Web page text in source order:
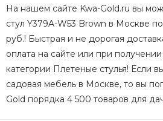
На нашем сайте Kwa-Gold.ru вы
стул Y379A-W53 Brown в Москве
руб.! Быстрая и не дорогая
оплата на сайте или при
категории Плетеные стулья! Если
садовая мебель в Москве, то вы
Gold порядка 4 500 товаров для